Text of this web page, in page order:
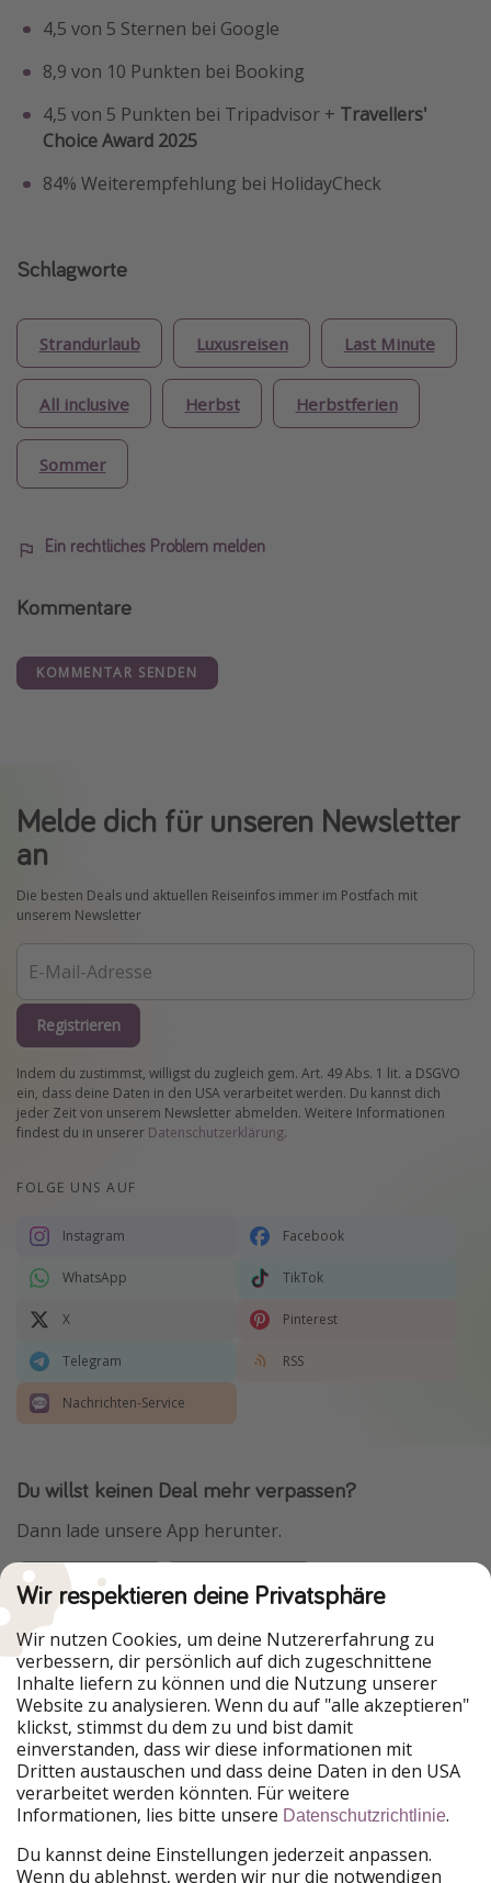
4,5 von 5 Sternen bei Google
8,9 von 10 Punkten bei Booking
4,5 von 5 Punkten bei Tripadvisor + Travellers'
Choice Award 2025
84% Weiterempfehlung bei HolidayCheck
Schlagworte
Strandurlaub Luxusreisen Last Minute
All inclusive Herbst Herbstferien
Sommer
Ein rechtliches Problem melden
Kommentare
KOMMENTAR SENDEN
Melde dich für unseren Newsletter
an
Die besten Deals und aktuellen Reiseinfos immer im Postfach mit
unserem Newsletter
Registrieren
Indem du zustimmst, willigst du zugleich gem. Art. 49 Abs. 1 lit. a DSGVO
ein, dass deine Daten in den USA verarbeitet werden. Du kannst dich
jeder Zeit von unserem Newsletter abmelden. Weitere Informationen
findest du in unserer Datenschutzerklärung.
FOLGE UNS AUF
Instagram Facebook
WhatsApp TikTok
X Pinterest
Telegram RSS
Nachrichten-Service
Du willst keinen Deal mehr verpassen?
Dann lade unsere App herunter.
Urlaubspiraten ist Teil der HolidayPirates Group
Unsere Märkte
PiratinViaggio
HolidayPirates
VakantiePiraten
WakacyjniPiraci
VoyagesPirates
Ferienpiraten
Urlaubspiraten
ViajerosPiratas
TravelPirates
HolidayPirates Group
Wir respektieren deine Privatsphäre
Wir nutzen Cookies, um deine Nutzererfahrung zu
verbessern, dir persönlich auf dich zugeschnittene
Inhalte liefern zu können und die Nutzung unserer
Website zu analysieren. Wenn du auf "alle akzeptieren"
klickst, stimmst du dem zu und bist damit
einverstanden, dass wir diese informationen mit
Dritten austauschen und dass deine Daten in den USA
verarbeitet werden könnten. Für weitere
Informationen, lies bitte unsere Datenschutzrichtlinie.
Du kannst deine Einstellungen jederzeit anpassen.
Wenn du ablehnst, werden wir nur die notwendigen